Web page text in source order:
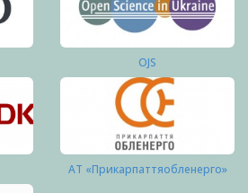
OJS
АТ «Прикарпаттяобленерго»